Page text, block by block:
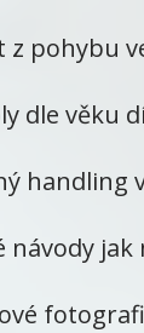
z pohybu
dle věku
handling
návody jak